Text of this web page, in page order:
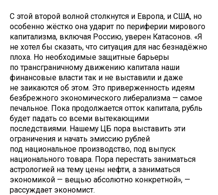
С этой второй волной столкнутся и Европа, и США, но
особенно жёстко она ударит по периферии мирового
капитализма, включая Россию, уверен Катасонов. «Я
не хотел бы сказать, что ситуация для нас безнадёжно
плоха. Но необходимые защитные барьеры
по трансграничному движению капитала наши
финансовые власти так и не выставили и даже
не заикаются об этом. Это приверженность идеям
безбрежного экономического либерализма — самое
печальное. Пока продолжается отток капитала, рубль
будет падать со всеми вытекающими
последствиями. Нашему ЦБ пора выставить эти
ограничения и начать эмиссию рублей
под национальное производство, под выпуск
национального товара. Пора перестать заниматься
астрологией на тему цены нефти, а заниматься
экономикой — вещью абсолютно конкретной», —
рассуждает экономист.